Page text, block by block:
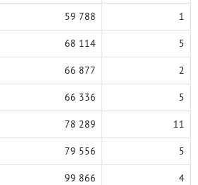
59 788 1
68 114 5
66 877 2
66 336 5
78 289 11
79 556 5
99 866 4